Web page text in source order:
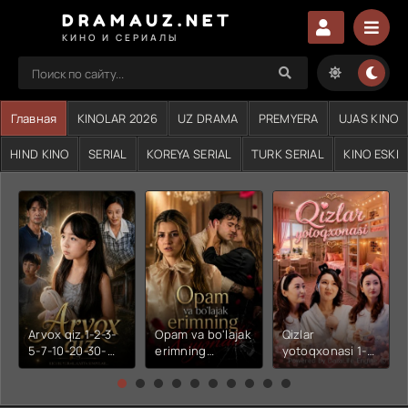
DRAMAUZ.NET
КИНО И СЕРИАЛЫ
Главная KINOLAR 2026 UZ DRAMA PREMYERA UJAS KINO
HIND KINO SERIAL KOREYA SERIAL TURK SERIAL KINO ESKI
Arvox qiz 1-2-3-
5-7-10-20-30-
50-60-70-80-
Opam va bo'lajak
erimning
xiyonati 1-2-3-4-
5-6-7-10-20-30-
Qizlar
yotoqxonasi 1-2-
3-4-5-6-7-10-20-
30-50-60-70-80-